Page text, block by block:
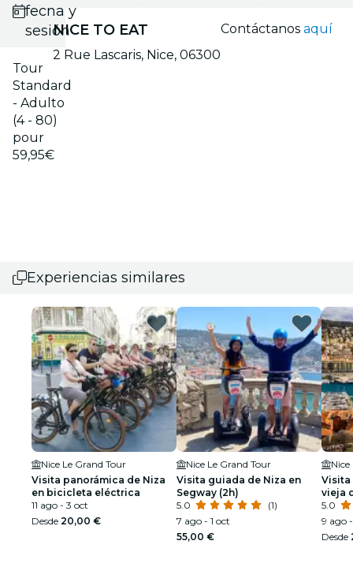
fecha y
sesión
Tour
Standard
- Adulto
(4 - 80)
pour
59,95€
NICE TO EAT
2 Rue Lascaris, Nice, 06300
Contáctanosaquí
Experiencias similares
Nice Le Grand Tour
Visita panorámica de Niza
en bicicleta eléctrica
11 ago - 3 oct
Desde 20,00 €
Nice Le Grand Tour
Visita guiada de Niza en
Segway (2h)
5.0
(1)
7 ago - 1 oct
55,00 €
Nice
Visita
vieja
5.0
9 ago
Desde